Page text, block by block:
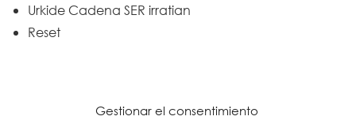
Gestionar el consentimiento
Urkide Cadena SER irratian
Reset